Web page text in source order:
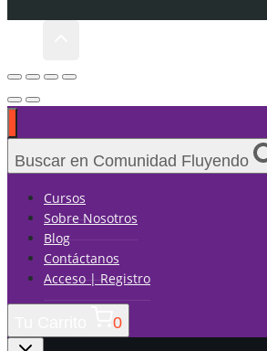
Buscar en Comunidad Fluyendo
Cursos
Sobre Nosotros
Blog
Contáctanos
Acceso | Registro
0